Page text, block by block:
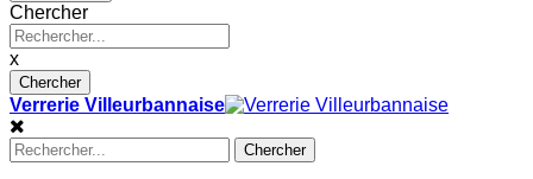
Chercher
x
Chercher
Verrerie Villeurbannaise
Chercher